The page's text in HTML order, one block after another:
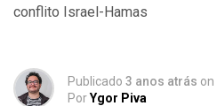
conflito Israel-Hamas
Publicado 3 anos atrás on
PorYgor Piva